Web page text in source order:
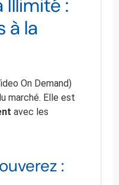
Illimité :
à la
On Demand)
marché. Elle est
avec les
: